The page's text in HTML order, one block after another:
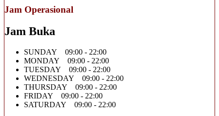
Jam Operasional
Jam Buka
SUNDAY 09:00 - 22:00
MONDAY 09:00 - 22:00
TUESDAY 09:00 - 22:00
WEDNESDAY 09:00 - 22:00
THURSDAY 09:00 - 22:00
FRIDAY 09:00 - 22:00
SATURDAY 09:00 - 22:00